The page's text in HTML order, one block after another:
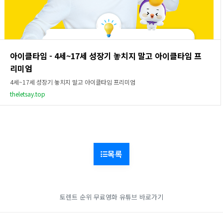
아이클타임 - 4세~17세 성장기 놓치지 말고 아이클타임 프
리미엄
4세~17세 성장기 놓치지 말고 아이클타임 프리미엄
theletsay.top
목록
토렌트 순위 무료영화 유튜브 바로가기